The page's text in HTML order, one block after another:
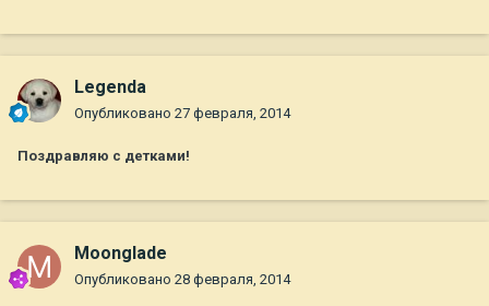
Legenda
Опубликовано 27 февраля, 2014
Поздравляю с детками!
Moonglade
Опубликовано 28 февраля, 2014